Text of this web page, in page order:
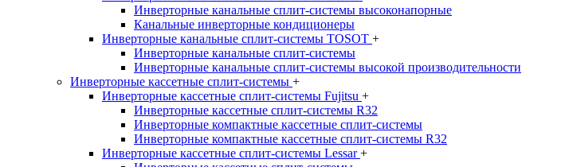
Инверторные канальные сплит-системы высоконапорные
Канальные инверторные кондиционеры
Инверторные канальные сплит-системы TOSOT +
Инверторные канальные сплит-системы
Инверторные канальные сплит-системы высокой производительности
Инверторные кассетные сплит-системы +
Инверторные кассетные сплит-системы Fujitsu +
Инверторные кассетные сплит-системы R32
Инверторные компактные кассетные сплит-системы
Инверторные компактные кассетные сплит-системы R32
Инверторные кассетные сплит-системы Lessar+